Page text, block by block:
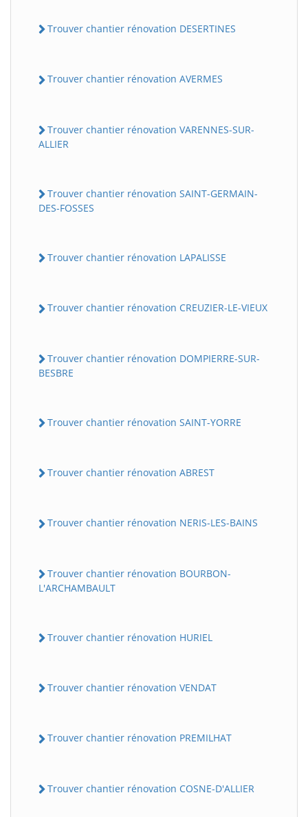
Trouver chantier rénovation DESERTINES
Trouver chantier rénovation AVERMES
Trouver chantier rénovation VARENNES-SUR-
ALLIER
Trouver chantier rénovation SAINT-GERMAIN-
DES-FOSSES
Trouver chantier rénovation LAPALISSE
Trouver chantier rénovation CREUZIER-LE-VIEUX
Trouver chantier rénovation DOMPIERRE-SUR-
BESBRE
Trouver chantier rénovation SAINT-YORRE
Trouver chantier rénovation ABREST
Trouver chantier rénovation NERIS-LES-BAINS
Trouver chantier rénovation BOURBON-
L'ARCHAMBAULT
Trouver chantier rénovation HURIEL
Trouver chantier rénovation VENDAT
Trouver chantier rénovation PREMILHAT
Trouver chantier rénovation COSNE-D'ALLIER